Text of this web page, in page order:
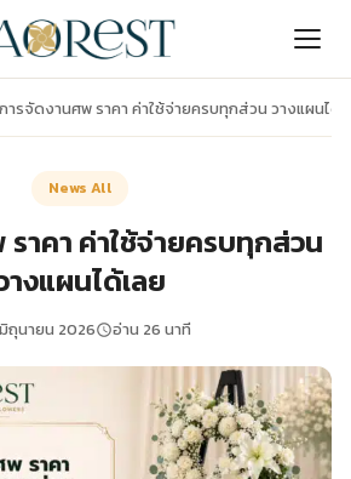
การจัดงานศพ ราคา ค่าใช้จ่ายครบทุกส่วน วางแผนได้
News All
าคา ค่าใช้จ่ายครบทุกส่วน
างแผนได้เลย
ถุนายน 2026 อ่าน 26 นาที